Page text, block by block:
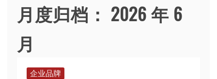
月度归档： 2026 年 6
月
企业品牌